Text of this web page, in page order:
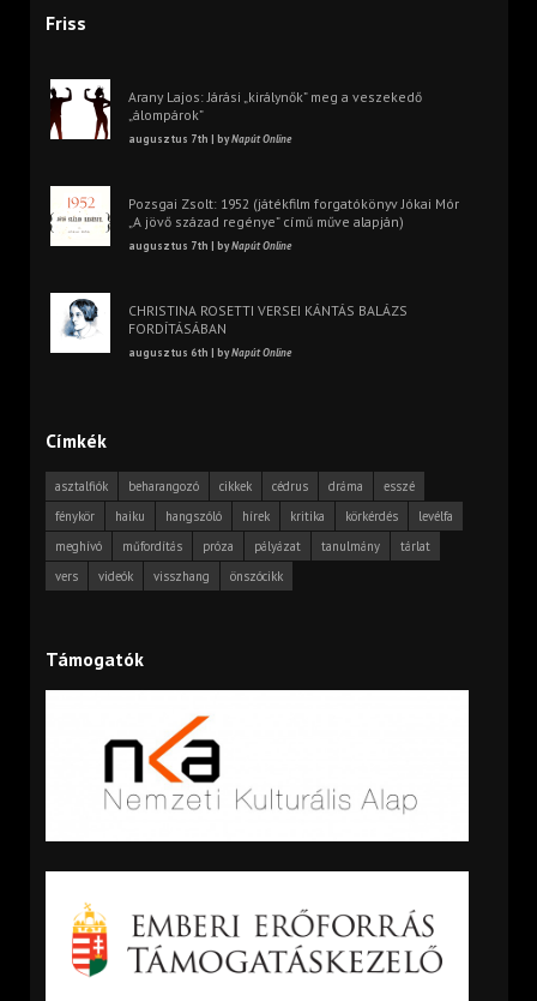
Friss
Arany Lajos: Járási „királynők” meg a veszekedő
„álompárok”
augusztus 7th | byNapút Online
Pozsgai Zsolt: 1952 (játékfilm forgatókönyv Jókai Mór
„A jövő század regénye” című műve alapján)
augusztus 7th | byNapút Online
CHRISTINA ROSETTI VERSEI KÁNTÁS BALÁZS
FORDÍTÁSÁBAN
augusztus 6th | byNapút Online
Címkék
asztalfiók beharangozó cikkek cédrus dráma
esszé
fénykör
haiku hangszóló hírek kritika körkérdés
levélfa
meghívó
műfordítás próza pályázat tanulmány
tárlat
vers
videók visszhang önszócikk
Támogatók